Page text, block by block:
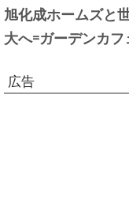
旭化成ホームズと
大へ=ガーデンカ
広告